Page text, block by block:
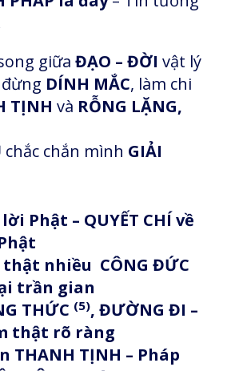
giữa ĐẠO – ĐỜI vật lý
DÍNH MẮC, làm chi
TỊNH và RỖNG LẶNG,
chắc chắn mình GIẢI
Phật – QUYẾT CHÍ về
thật nhiều CÔNG ĐỨC
trần gian
THỨC (5), ĐƯỜNG ĐI –
thật rõ ràng
THANH TỊNH – Pháp